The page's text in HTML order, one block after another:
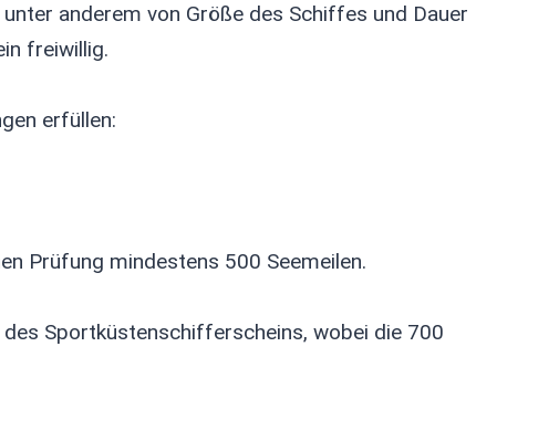
anderem von Größe des Schiffes und Dauer
freiwillig.
erfüllen:
Prüfung mindestens 500 Seemeilen.
Sportküstenschifferscheins, wobei die 700